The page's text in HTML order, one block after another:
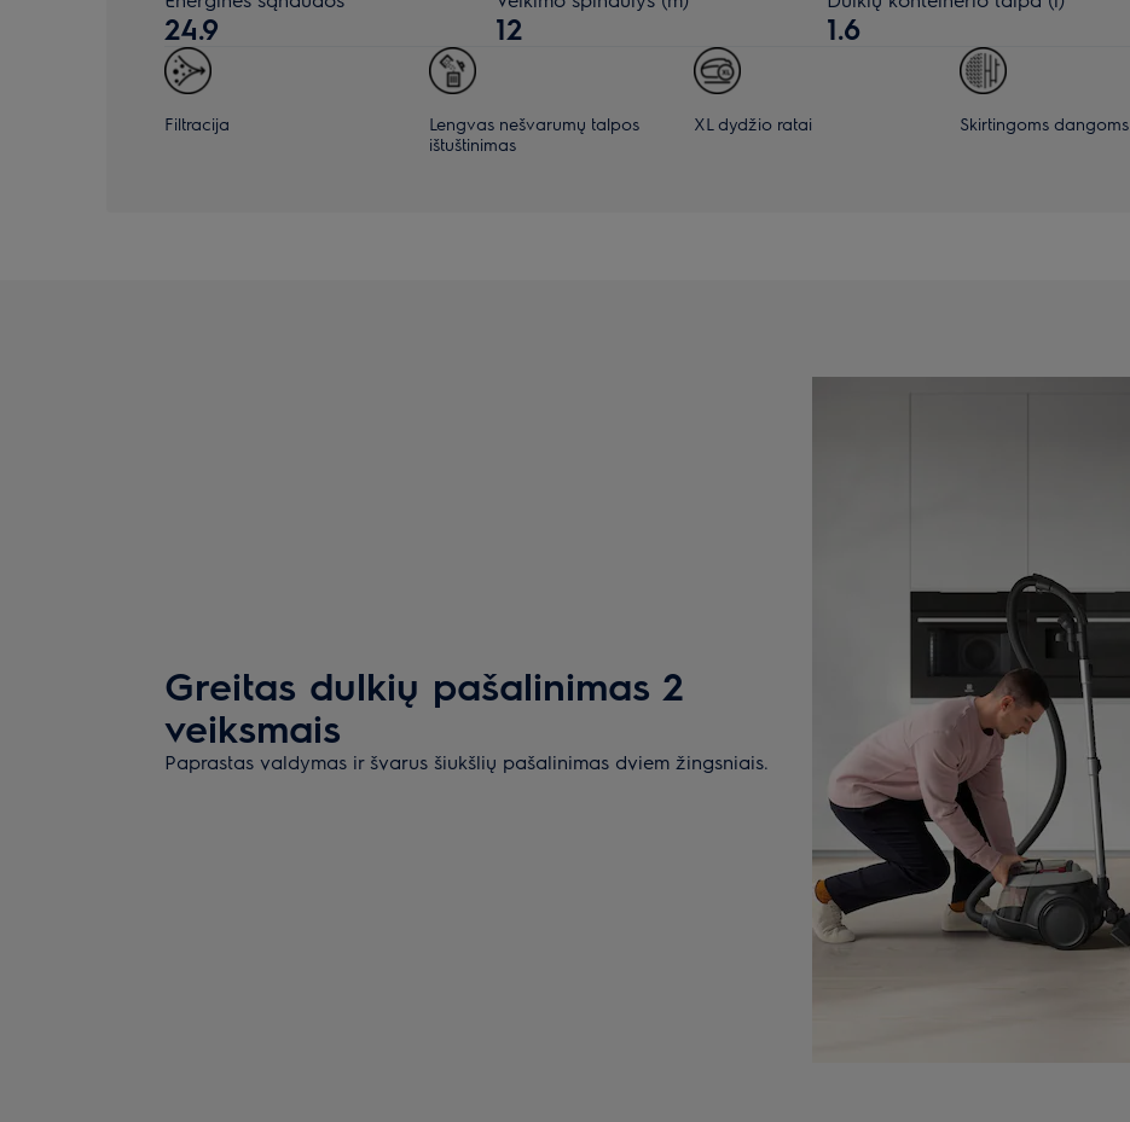
24.9 12 1.6
Filtracija
Lengvas nešvarumų talpos
ištuštinimas
XL dydžio ratai Skirtingoms dangoms
Greitas dulkių pašalinimas 2
veiksmais
Paprastas valdymas ir švarus šiukšlių pašalinimas dviem žingsniais.